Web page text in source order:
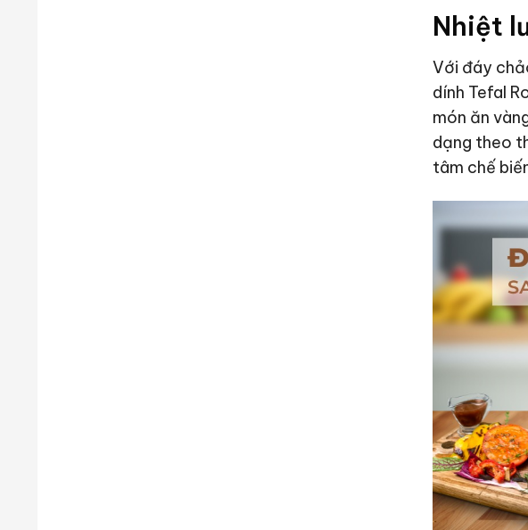
Nhiệt
Với đáy
dính Tefal
món ăn
dạng theo
tâm chế